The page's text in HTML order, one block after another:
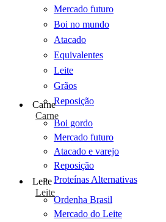
Mercado futuro
Boi no mundo
Atacado
Equivalentes
Leite
Grãos
Reposição
Carne
Carne
Boi gordo
Mercado futuro
Atacado e varejo
Reposição
Proteínas Alternativas
Leite
Leite
Ordenha Brasil
Mercado do Leite